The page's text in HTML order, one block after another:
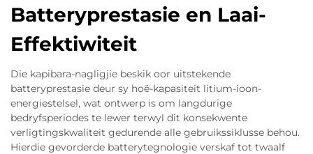
Batteryprestasie en Laai-
Effektiwiteit
Die kapibara-nagligjie beskik oor uitstekende
batteryprestasie deur sy hoë-kapasiteit litium-ioon-
energiestelsel, wat ontwerp is om langdurige
bedryfsperiodes te lewer terwyl dit konsekwente
verligtingskwaliteit gedurende alle gebruikssiklusse behou.
Hierdie gevorderde batterytegnologie verskaf tot twaalf